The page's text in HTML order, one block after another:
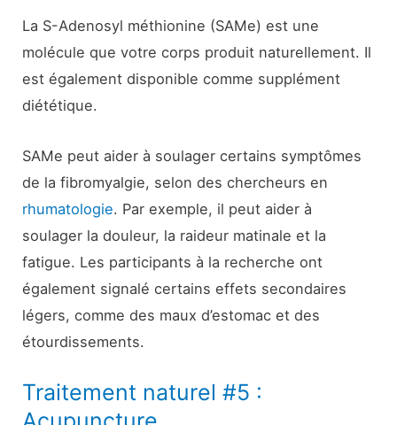
La S-Adenosyl méthionine (SAMe) est une
molécule que votre corps produit naturellement. Il
est également disponible comme supplément
diététique.
SAMe peut aider à soulager certains symptômes
de la fibromyalgie, selon des chercheurs en
rhumatologie. Par exemple, il peut aider à
soulager la douleur, la raideur matinale et la
fatigue. Les participants à la recherche ont
également signalé certains effets secondaires
légers, comme des maux d’estomac et des
étourdissements.
Traitement naturel #5 :